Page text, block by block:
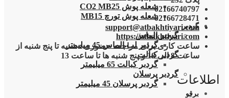
شعله پوش CO2 MB25
شعله پوش تورچ MB15
گردبر
گردبر الماس
گردبر لب الماس 45 میلیمتر
گردبر کبالت
گردبر کبالت 65 میلیمتر
گردبر پرسلان
گردبر پرسلان 45 میلیمتر
برقو
02166740797
02166728471
support@atbakhtiyari.com
https://atbakhtiyari.com
ساعت کاری برای مراجعه حضوری : شنبه تا پنج شنبه از
ساعت 8 الی 18 و پنج شنبه ها تا ساعت 13
اطلاعات